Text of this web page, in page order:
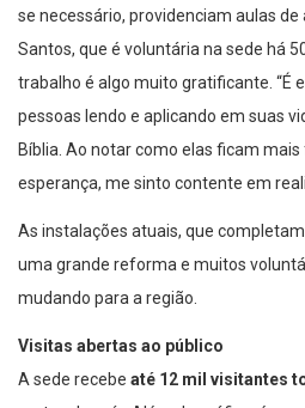
se necessário, providenciam aulas
Santos, que é voluntária na sede há
trabalho é algo muito gratificante. “É
pessoas lendo e aplicando em suas
Bíblia. Ao notar como elas ficam
esperança, me sinto contente em
As instalações atuais, que
uma grande reforma e muitos
mudando para a região.
Visitas abertas ao público
A sede recebe até 12 mil visitantes